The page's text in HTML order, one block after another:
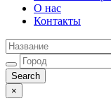
О нас
Контакты
×